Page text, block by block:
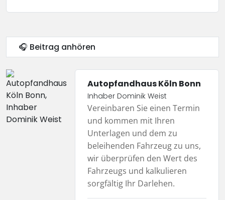
🎧 Beitrag anhören
Autopfandhaus Köln Bonn
Inhaber Dominik Weist
Vereinbaren Sie einen Termin
und kommen mit Ihren
Unterlagen und dem zu
beleihenden Fahrzeug zu uns,
wir überprüfen den Wert des
Fahrzeugs und kalkulieren
sorgfältig Ihr Darlehen.